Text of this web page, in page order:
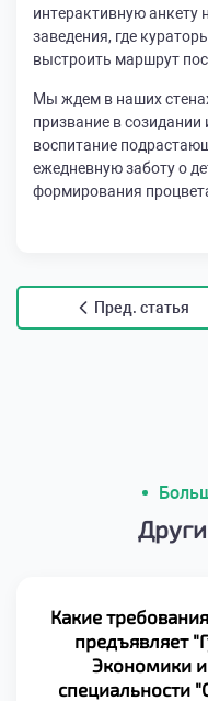
интерактивную анкету
заведения, где
выстроить маршрут
Мы ждем в наших
призвание в
воспитание
ежедневную заботу о
формирования
Пред. статья
Какие
предъявляет
Экономики и
специальности